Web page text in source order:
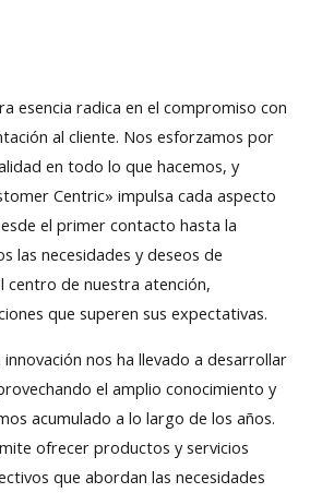
esencia radica en el compromiso con
al cliente. Nos esforzamos por
en todo lo que hacemos, y
Centric» impulsa cada aspecto
el primer contacto hasta la
las necesidades y deseos de
centro de nuestra atención,
que superen sus expectativas.
nos ha llevado a desarrollar
el amplio conocimiento y
acumulado a lo largo de los años.
ofrecer productos y servicios
que abordan las necesidades